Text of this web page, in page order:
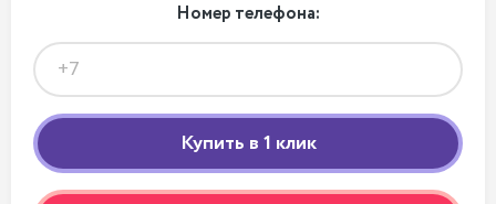
Номер телефона: